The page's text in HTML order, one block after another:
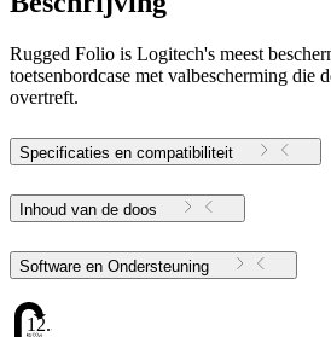
Rugged Folio is Logitech's meest
toetsenbordcase met valbescherming die
overtreft.
Specificaties en compatibiliteit
Inhoud van de doos
Software en Ondersteuning
12.34